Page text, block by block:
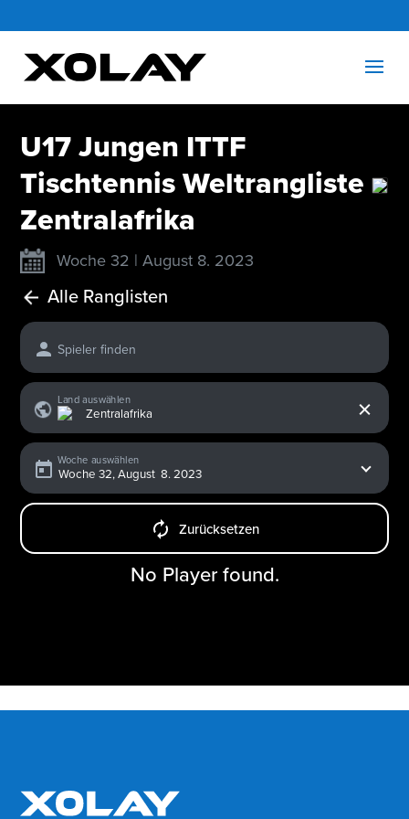
U17 Jungen ITTF
Tischtennis Weltrangliste
Zentralafrika
Woche 32 | August 8. 2023
Alle Ranglisten
Spieler finden
Land auswählen
Woche auswählen
Zurücksetzen
No Player found.